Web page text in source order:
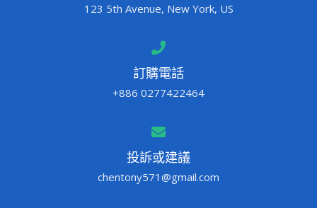
123 5th Avenue, New York, US
訂購電話
+886 0277422464
投訴或建議
chentony571@gmail.com